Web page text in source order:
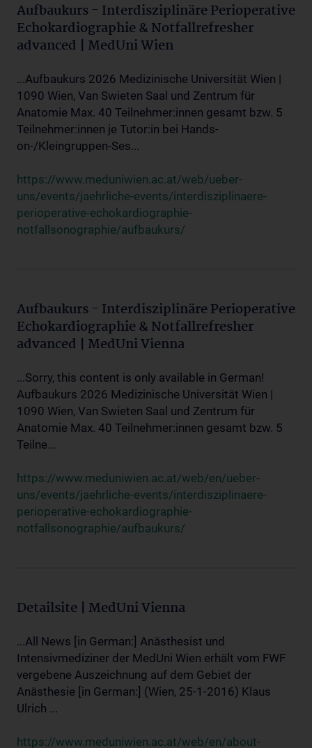
Aufbaukurs - Interdisziplinäre Perioperative
Echokardiographie & Notfallrefresher
advanced | MedUni Wien
...Aufbaukurs 2026 Medizinische Universität Wien |
1090 Wien, Van Swieten Saal und Zentrum für
Anatomie Max. 40 Teilnehmer:innen gesamt bzw. 5
Teilnehmer:innen je Tutor:in bei Hands-
on-/Kleingruppen-Ses...
https://www.meduniwien.ac.at/web/ueber-
uns/events/jaehrliche-events/interdisziplinaere-
perioperative-echokardiographie-
notfallsonographie/aufbaukurs/
Aufbaukurs - Interdisziplinäre Perioperative
Echokardiographie & Notfallrefresher
advanced | MedUni Vienna
...Sorry, this content is only available in German!
Aufbaukurs 2026 Medizinische Universität Wien |
1090 Wien, Van Swieten Saal und Zentrum für
Anatomie Max. 40 Teilnehmer:innen gesamt bzw. 5
Teilne...
https://www.meduniwien.ac.at/web/en/ueber-
uns/events/jaehrliche-events/interdisziplinaere-
perioperative-echokardiographie-
notfallsonographie/aufbaukurs/
Detailsite | MedUni Vienna
...All News [in German:] Anästhesist und
Intensivmediziner der MedUni Wien erhält vom FWF
vergebene Auszeichnung auf dem Gebiet der
Anästhesie [in German:] (Wien, 25-1-2016) Klaus
Ulrich ...
https://www.meduniwien.ac.at/web/en/about-